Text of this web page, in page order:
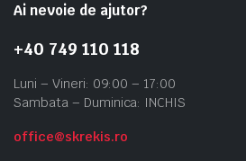
Ai nevoie de ajutor?
+40 749 110 118
Luni – Vineri: 09:00 – 17:00
Sambata – Duminica: INCHIS
office@skrekis.ro